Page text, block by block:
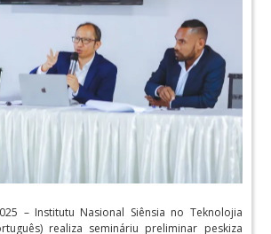
– Institutu Nasional Siênsia no Teknolojia
realiza semináriu preliminar peskiza